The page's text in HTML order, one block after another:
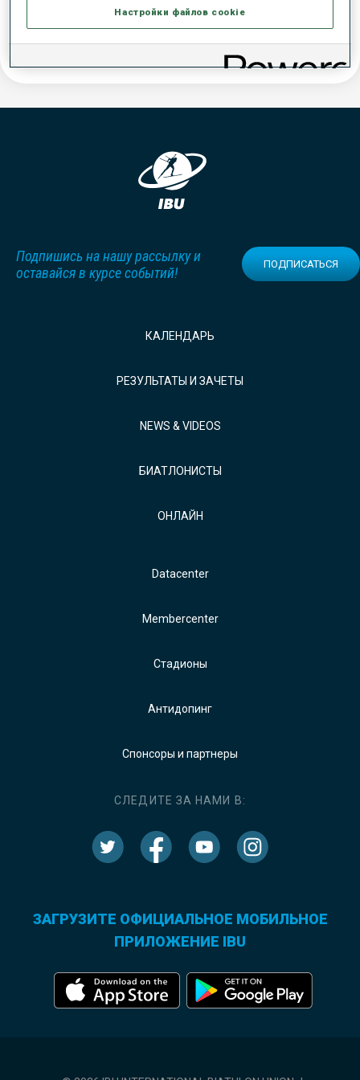
contact you to discuss the matter reported and not in relation to
marketing or anything else at all. For further details about how we
will treat your data, please see theIBU Data Protection Policy.
Подпишись на нашу рассылку и
оставайся в курсе событий!
ПОДПИСАТЬСЯ
КАЛЕНДАРЬ
РЕЗУЛЬТАТЫ И ЗАЧЕТЫ
NEWS & VIDEOS
БИАТЛОНИСТЫ
ОНЛАЙН
Datacenter
Membercenter
Стадионы
Антидопинг
Спонсоры и партнеры
СЛЕДИТЕ ЗА НАМИ В:
ЗАГРУЗИТЕ ОФИЦИАЛЬНОЕ МОБИЛЬНОЕ
ПРИЛОЖЕНИЕ IBU
Настройки файлов cookie